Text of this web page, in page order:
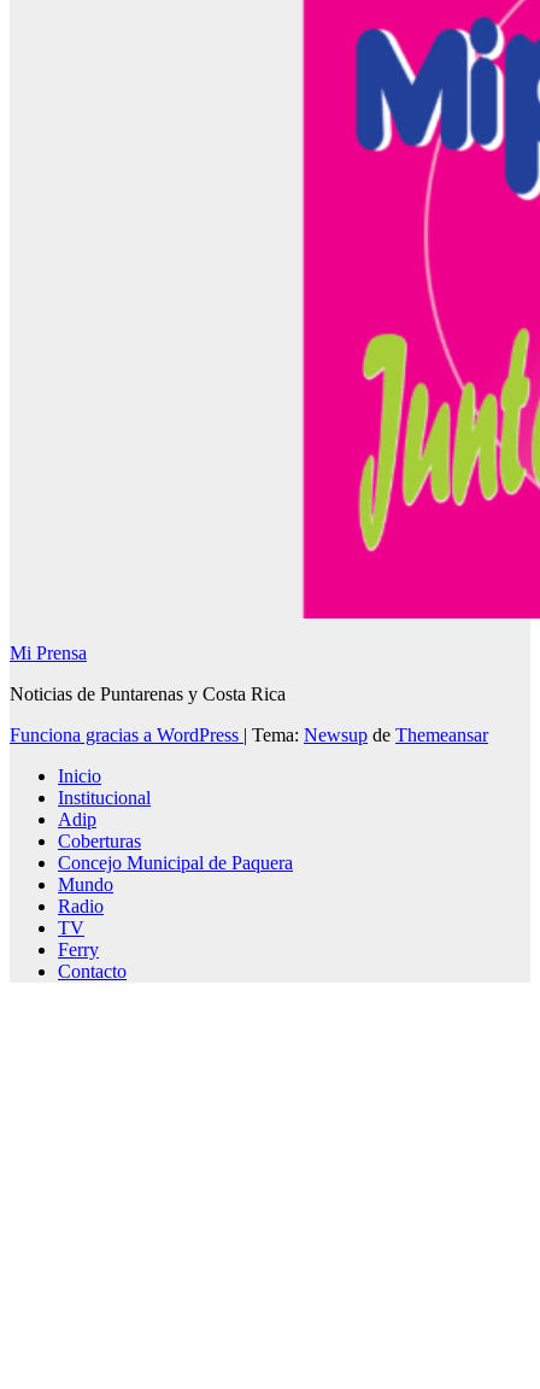
Mi Prensa
Noticias de Puntarenas y Costa Rica
Funciona gracias a WordPress | Tema: Newsup de Themeansar
Inicio
Institucional
Adip
Coberturas
Concejo Municipal de Paquera
Mundo
Radio
TV
Ferry
Contacto